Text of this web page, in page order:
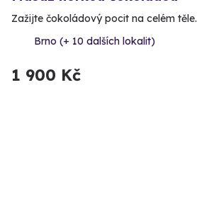
Zažijte čokoládový pocit na celém těle.
Brno (+ 10 dalších lokalit)
1 900 Kč